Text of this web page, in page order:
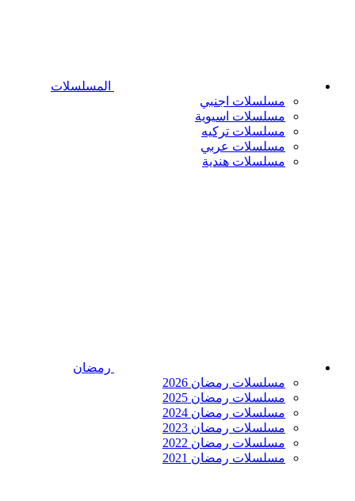
المسلسلات
مسلسلات اجنبي
مسلسلات اسيوية
مسلسلات تركيه
مسلسلات عربي
مسلسلات هندية
رمضان
مسلسلات رمضان 2026
مسلسلات رمضان 2025
مسلسلات رمضان 2024
مسلسلات رمضان 2023
مسلسلات رمضان 2022
مسلسلات رمضان 2021